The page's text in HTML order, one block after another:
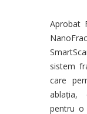
Aprobat
sistem
care
ablația,
pentru o